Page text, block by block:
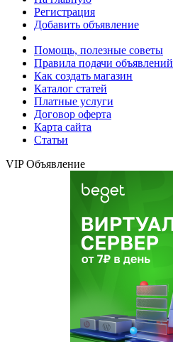
Регистрация
Добавить объявление
Помощь, полезные советы
Правила подачи объявлений
Как создать магазин
Каталог статей
Платные услуги
Договор оферта
Карта сайта
Статьи
VIP Объявление